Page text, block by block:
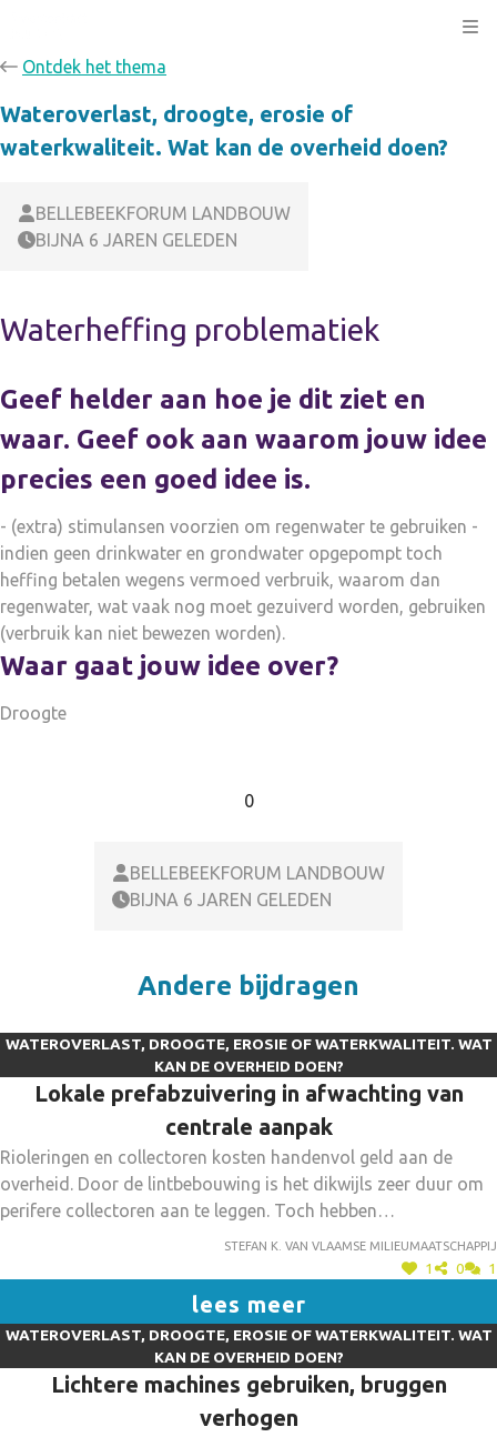
Ontdek het thema
Wateroverlast, droogte, erosie of
waterkwaliteit. Wat kan de overheid doen?
BELLEBEEKFORUM LANDBOUW
BIJNA 6 JAREN GELEDEN
Waterheffing problematiek
Geef helder aan hoe je dit ziet en
waar. Geef ook aan waarom jouw idee
precies een goed idee is.
- (extra) stimulansen voorzien om regenwater te gebruiken -
indien geen drinkwater en grondwater opgepompt toch
heffing betalen wegens vermoed verbruik, waarom dan
regenwater, wat vaak nog moet gezuiverd worden, gebruiken
(verbruik kan niet bewezen worden).
Waar gaat jouw idee over?
Droogte
0
BELLEBEEKFORUM LANDBOUW
BIJNA 6 JAREN GELEDEN
Andere bijdragen
WATEROVERLAST, DROOGTE, EROSIE OF WATERKWALITEIT. WAT
KAN DE OVERHEID DOEN?
Lokale prefabzuivering in afwachting van
centrale aanpak
Rioleringen en collectoren kosten handenvol geld aan de
overheid. Door de lintbebouwing is het dikwijls zeer duur om
perifere collectoren aan te leggen. Toch hebben
rioolbeheerders en gemeenten dergelijke woonclusters
ingekleurd als zijnde woningen die aangesloten zullen worden
op de centrale zuivering. Gevolg: daar het aanleggen van de
collector te duur is, wordt het project steeds op de lange
baan geschoven. Door in landelijk gebied via een opstalrecht
(of iets dergelijks) een 'prefab'beperkte en verplaatsbare
zuivering te bouwen in afwachting van een aansluiting op een
centrale zuivering kan toch een 'voldoende' zuiveringsgraad
Stefan K. van Vlaamse Milieumaatschappij
1 0 1
lees meer
WATEROVERLAST, DROOGTE, EROSIE OF WATERKWALITEIT. WAT
KAN DE OVERHEID DOEN?
Lichtere machines gebruiken, bruggen
verhogen